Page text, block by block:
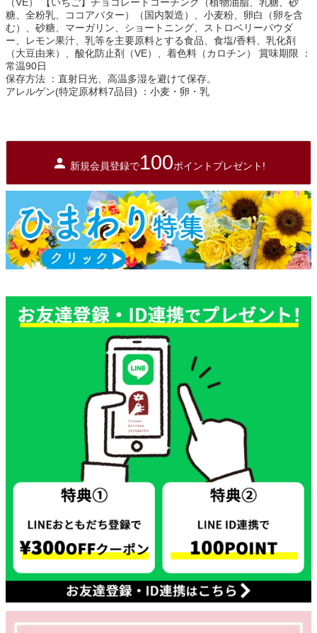
（VE） 【いちご】チョコレートコーチング（植物油脂、乳糖、砂
糖、全粉乳、ココアバター）（国内製造）、小麦粉、卵白（卵を含
む）、砂糖、マーガリン、ショートニング、ストロベリーパウダ
ー、レモン果汁、乳等を主要原料とする食品、食塩/香料、乳化剤
（大豆由来）、酸化防止剤（VE）、着色料（カロチン） 賞味期限 ：
常温90日
保存方法 ：直射日光、高温多湿を避けて保存。
アレルゲン(特定原材料7品目) ：小麦・卵・乳
新規会員登録で100ポイントプレゼント!